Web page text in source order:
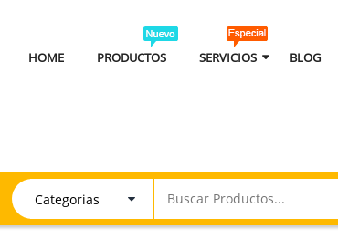
HOME PRODUCTOS SERVICIOS BLOG